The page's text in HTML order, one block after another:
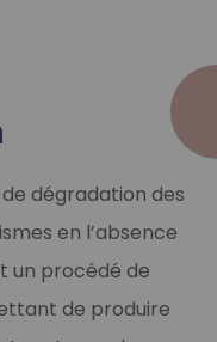
dégradation des
en l’absence
un procédé de
de produire